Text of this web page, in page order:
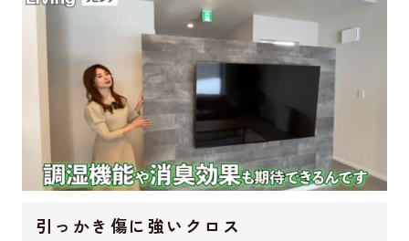
引っかき傷に強いクロス